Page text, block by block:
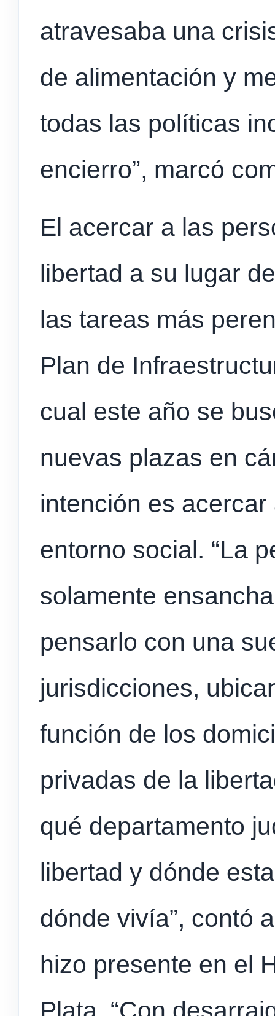
atravesaba una
de alimentación y
todas las políticas
encierro”, marcó
El acercar a las
libertad a su lugar
las tareas más
Plan de
cual este año se
nuevas plazas en
intención es
entorno social. “La
solamente
pensarlo con una
jurisdicciones,
función de los
privadas de la
qué departamento
libertad y dónde
dónde vivía”, contó
hizo presente en el
Plata. “Con